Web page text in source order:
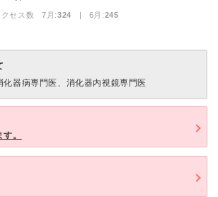
クセス数 7月:324 | 6月:245
化器病専門医、消化器内視鏡専門医
。